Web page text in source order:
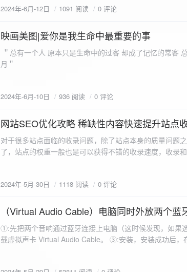
数可以改为 basename("img/logon2.png),也就是原文件所
= array( "img/1.jpg", "img/2.jpg", ); $filename = "down/img.zip"; // 压缩包存放路径与名称 $zip = new
ZipArchive(); $zip->open($filename,ZipArchive::CREATE); //打开压缩包 //遍历文件 foreach($fileList as
$file){ $zip->addFile($file,basename($file)); //向压缩包中添加文件 } $zip->close(); //关闭压缩包 打包某
个文件夹（包含子文件夹）: <?php /** * @param $path
为'.'和‘..’，不要对他们进行操作 if (is_dir($path . "/" . $filename)) { // 如果读取的某个对象是文件夹，则递
$filename); } } } } $zip = new ZipArchive(); $zip_filename = "down/files.zip"; // 压缩包存放路径与名称
压缩包中 addFileToZip("img",$zip);
2024年-6月-12日 1091 阅读 0 评论
2024-6-10
映画美图|爱你是我生命中最重要的事
＂总有一个人 原本只是生命中的过客 却成了记忆的常客
月＂
2024年-6月-10日 936 阅读 0 评论
2024-5-30
网站SEO优化攻略 稀缺性内容快速提升站点
对于很多站点面临的收录问题，除了站点本身的质量问题
了，站点的权重一般也是可以获得不错的收录速度，收录
2024年-5月-30日 1118 阅读 0 评论
2024-5-29
（Virtual Audio Cable）电脑同时外放两个
①:先把两个音响通过蓝牙连接上电脑（这时候发现，如
载虚拟声卡 Virtual Audio Cable。 ③:安装，安装成功后，在音